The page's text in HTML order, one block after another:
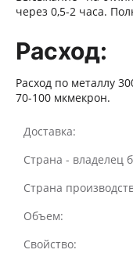
через 0,5-2 часа.
Расход:
Расход по металлу
70-100 мкмекрон.
Доставка:
Страна - владелец
Страна
Объем:
Свойство: